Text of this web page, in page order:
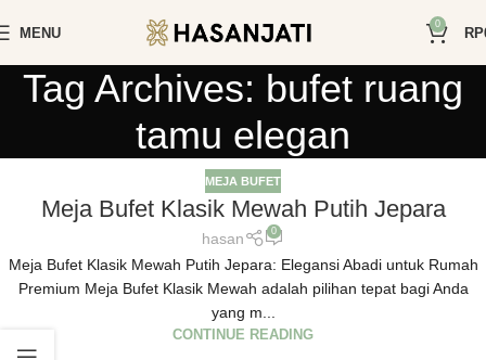
MENU
0
RP
Tag Archives: bufet ruang
tamu elegan
MEJA BUFET
Meja Bufet Klasik Mewah Putih Jepara
hasan 0
Meja Bufet Klasik Mewah Putih Jepara: Elegansi Abadi untuk Rumah
Premium Meja Bufet Klasik Mewah adalah pilihan tepat bagi Anda
yang m...
CONTINUE READING